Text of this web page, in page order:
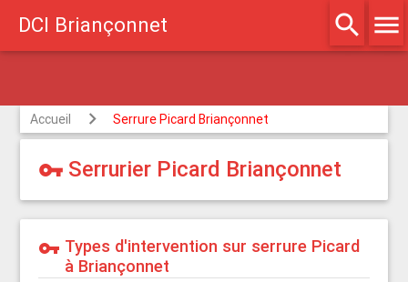
DCI Briançonnet search menu
Accueil Serrure Picard Briançonnet
vpn_key Serrurier Picard Briançonnet
vpn_key Types d'intervention sur serrure Picard
à Briançonnet